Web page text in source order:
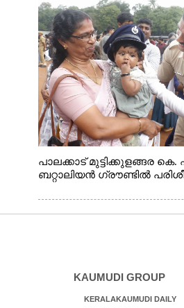
പാലക്കാട് മുട്ടിക്കുളങ്ങര കെ.
ബറ്റാലിയൻ ഗ്രൗണ്ടിൽ
KAUMUDI GROUP
KERALAKAUMUDI DAILY